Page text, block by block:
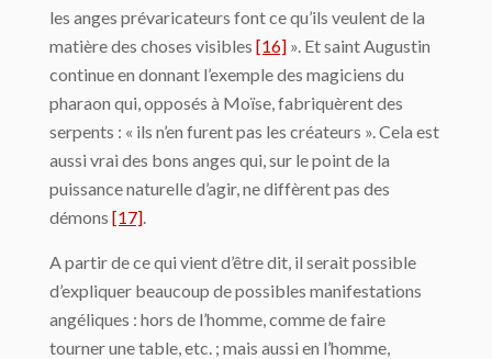
les anges prévaricateurs font ce qu’ils veulent de la
matière des choses visibles [16] ». Et saint Augustin
continue en donnant l’exemple des magiciens du
pharaon qui, opposés à Moïse, fabriquèrent des
serpents : « ils n’en furent pas les créateurs ». Cela est
aussi vrai des bons anges qui, sur le point de la
puissance naturelle d’agir, ne diffèrent pas des
démons [17].
A partir de ce qui vient d’être dit, il serait possible
d’expliquer beaucoup de possibles manifestations
angéliques : hors de l’homme, comme de faire
tourner une table, etc. ; mais aussi en l’homme,